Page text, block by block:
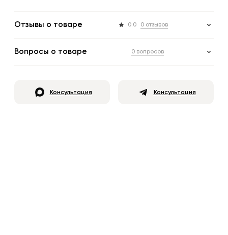
Отзывы о товаре 0.0 0 отзывов
Вопросы о товаре 0 вопросов
Консультация Консультация